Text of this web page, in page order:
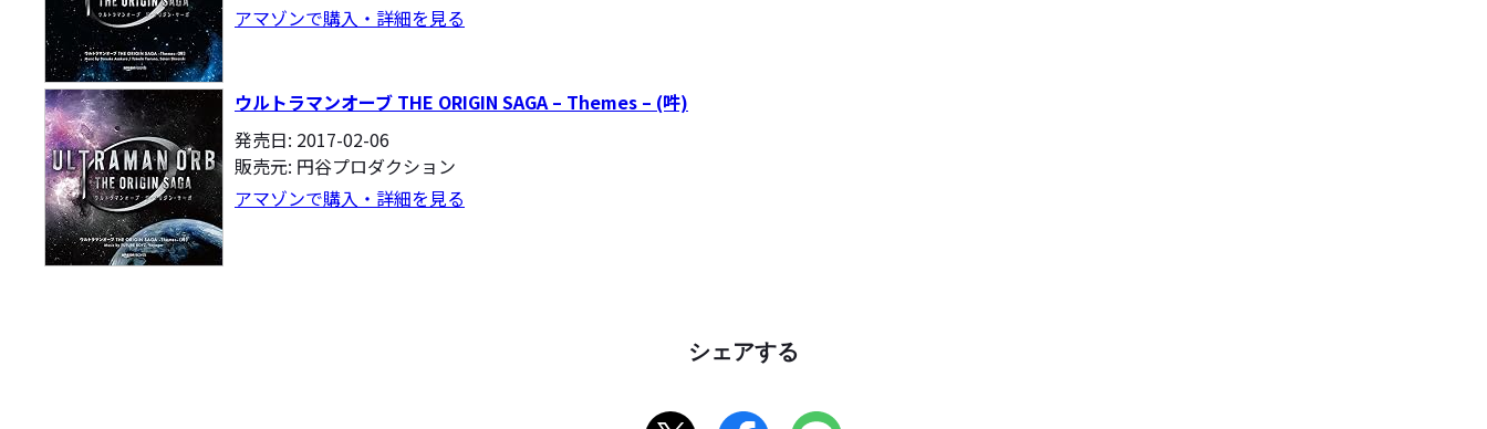
アマゾンで購入・詳細を見る
ウルトラマンオーブ THE ORIGIN SAGA – Themes – (吽)
発売日: 2017-02-06
販売元: 円谷プロダクション
アマゾンで購入・詳細を見る
シェアする